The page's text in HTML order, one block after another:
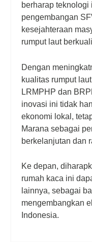
berharap
pengembangan
kesejahteraan
rumput laut
Dengan
kualitas rumput
LRMPHP dan
inovasi ini tidak
ekonomi lokal,
Marana sebagai
berkelanjutan dan
Ke depan,
rumah kaca ini
lainnya, sebagai
mengembangkan
Indonesia.